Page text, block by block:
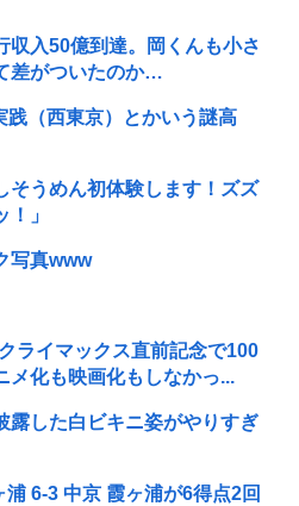
収入50億到達。岡くんも小さ
差がついたのか…
践（西東京）とかいう謎高
そうめん初体験します！ズズ
」
写真www
ライマックス直前記念で100
メ化も映画化もしなかっ...
露した白ビキニ姿がやりすぎ
浦 6-3 中京 霞ヶ浦が6得点2回